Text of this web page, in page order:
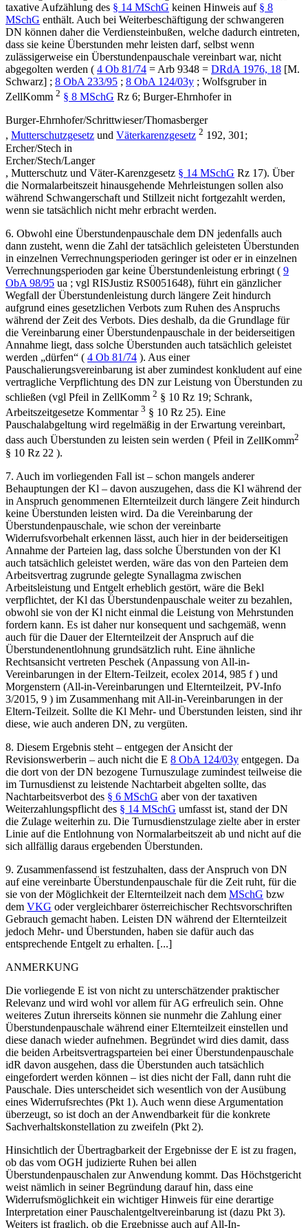
taxative Aufzählung des § 14 MSchG keinen Hinweis auf § 8
MSchG enthält. Auch bei Weiterbeschäftigung der schwangeren
DN können daher die Verdiensteinbußen, welche dadurch eintreten,
dass sie keine Überstunden mehr leisten darf, selbst wenn
zulässigerweise ein Überstundenpauschale vereinbart war, nicht
abgegolten werden ( 4 Ob 81/74 = Arb 9348 = DRdA 1976, 18 [M.
Schwarz] ; 8 ObA 233/95 ; 8 ObA 124/03y ; Wolfsgruberin
ZellKomm 2 § 8 MSchG Rz 6; Burger-Ehrnhoferin
Burger-Ehrnhofer/Schrittwieser/Thomasberger
, Mutterschutzgesetz und Väterkarenzgesetz 2 192, 301;
Ercher/Stech in
Ercher/Stech/Langer
, Mutterschutz und Väter-Karenzgesetz § 14 MSchG Rz 17). Über
die Normalarbeitszeit hinausgehende Mehrleistungen sollen also
während Schwangerschaft und Stillzeit nicht fortgezahlt werden,
wenn sie tatsächlich nicht mehr erbracht werden.
6. Obwohl eine Überstundenpauschale dem DN jedenfalls auch
dann zusteht, wenn die Zahl der tatsächlich geleisteten Überstunden
in einzelnen Verrechnungsperioden geringer ist oder er in einzelnen
Verrechnungsperioden gar keine Überstundenleistung erbringt ( 9
ObA 98/95 ua ; vgl RISJustiz RS0051648), führt ein gänzlicher
Wegfall der Überstundenleistung durch längere Zeit hindurch
aufgrund eines gesetzlichen Verbots zum Ruhen des Anspruchs
während der Zeit des Verbots. Dies deshalb, da die Grundlage für
die Vereinbarung einer Überstundenpauschale in der beiderseitigen
Annahme liegt, dass solche Überstunden auch tatsächlich geleistet
werden „dürfen“ ( 4 Ob 81/74 ). Aus einer
Pauschalierungsvereinbarung ist aber zumindest konkludent auf eine
vertragliche Verpflichtung des DN zur Leistung von Überstunden zu
schließen (vgl Pfeil in ZellKomm 2 § 10 Rz 19; Schrank,
Arbeitszeitgesetze Kommentar 3 § 10 Rz 25). Eine
Pauschalabgeltung wird regelmäßig in der Erwartung vereinbart,
dass auch Überstunden zu leisten sein werden ( Pfeil in ZellKomm2
§ 10 Rz 22 ).
7. Auch im vorliegenden Fall ist – schon mangels anderer
Behauptungen der Kl – davon auszugehen, dass die Kl während der
in Anspruch genommenen Elternteilzeit durch längere Zeit hindurch
keine Überstunden leisten wird. Da die Vereinbarung der
Überstundenpauschale, wie schon der vereinbarte
Widerrufsvorbehalt erkennen lässt, auch hier in der beiderseitigen
Annahme der Parteien lag, dass solche Überstunden von der Kl
auch tatsächlich geleistet werden, wäre das von den Parteien dem
Arbeitsvertrag zugrunde gelegte Synallagma zwischen
Arbeitsleistung und Entgelt erheblich gestört, wäre die Bekl
verpflichtet, der Kl das Überstundenpauschale weiter zu bezahlen,
obwohl sie von der Kl nicht einmal die Leistung von Mehrstunden
fordern kann. Es ist daher nur konsequent und sachgemäß, wenn
auch für die Dauer der Elternteilzeit der Anspruch auf die
Überstundenentlohnung grundsätzlich ruht. Eine ähnliche
Rechtsansicht vertreten Peschek (Anpassung von All-in-
Vereinbarungen in der Eltern-Teilzeit, ecolex 2014, 985 f) und
Morgenstern (All-in-Vereinbarungen und Elternteilzeit, PV-Info
3/2015, 9 ) im Zusammenhang mit All-in-Vereinbarungen in der
Eltern-Teilzeit. Sollte die Kl Mehr- und Überstunden leisten, sind ihr
diese, wie auch anderen DN, zu vergüten.
8. Diesem Ergebnis steht – entgegen der Ansicht der
Revisionswerberin – auch nicht die E 8 ObA 124/03y entgegen. Da
die dort von der DN bezogene Turnuszulage zumindest teilweise die
im Turnusdienst zu leistende Nachtarbeit abgelten sollte, das
Nachtarbeitsverbot des § 6 MSchG aber von der taxativen
Weiterzahlungspflicht des § 14 MSchG umfasst ist, stand der DN
die Zulage weiterhin zu. Die Turnusdienstzulage zielte aber in erster
Linie auf die Entlohnung von Normalarbeitszeit ab und nicht auf die
sich allfällig daraus ergebenden Überstunden.
9. Zusammenfassend ist festzuhalten, dass der Anspruch von DN
auf eine vereinbarte Überstundenpauschale für die Zeit ruht, für die
sie von der Möglichkeit der Elternteilzeit nach dem MSchG bzw
dem VKG oder vergleichbarer österreichischer Rechtsvorschriften
Gebrauch gemacht haben. Leisten DN während der Elternteilzeit
jedoch Mehr- und Überstunden, haben sie dafür auch das
entsprechende Entgelt zu erhalten. [...]
ANMERKUNG
Die vorliegende E ist von nicht zu unterschätzender praktischer
Relevanz und wird wohl vor allem für AG erfreulich sein. Ohne
weiteres Zutun ihrerseits können sie nunmehr die Zahlung einer
Überstundenpauschale während einer Elternteilzeit einstellen und
diese danach wieder aufnehmen. Begründet wird dies damit, dass
die beiden Arbeitsvertragsparteien bei einer Überstundenpauschale
idR davon ausgehen, dass die Überstunden auch tatsächlich
eingefordert werden können – ist dies nicht der Fall, dann ruht die
Pauschale. Dies unterscheidet sich wesentlich von der Ausübung
eines Widerrufsrechtes (Pkt 1). Auch wenn diese Argumentation
überzeugt, so ist doch an der Anwendbarkeit für die konkrete
Sachverhaltskonstellation zu zweifeln (Pkt 2).
Hinsichtlich der Übertragbarkeit der Ergebnisse der E ist zu fragen,
ob das vom OGH judizierte Ruhen bei allen
Überstundenpauschalen zur Anwendung kommt. Das Höchstgericht
weist nämlich in seiner Begründung darauf hin, dass eine
Widerrufsmöglichkeit ein wichtiger Hinweis für eine derartige
Interpretation einer Pauschalentgeltvereinbarung ist (dazu Pkt 3).
Weiters ist fraglich, ob die Ergebnisse auch auf All-In-